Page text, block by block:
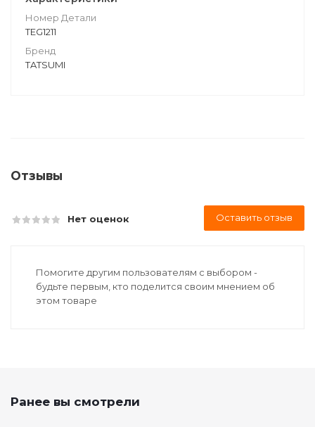
Номер Детали
TEG1211
Бренд
TATSUMI
Отзывы
Нет оценок Оставить отзыв
Помогите другим пользователям с выбором -
будьте первым, кто поделится своим мнением об
этом товаре
Ранее вы смотрели